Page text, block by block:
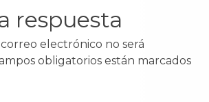
respuesta
electrónico no será
obligatorios están marcados